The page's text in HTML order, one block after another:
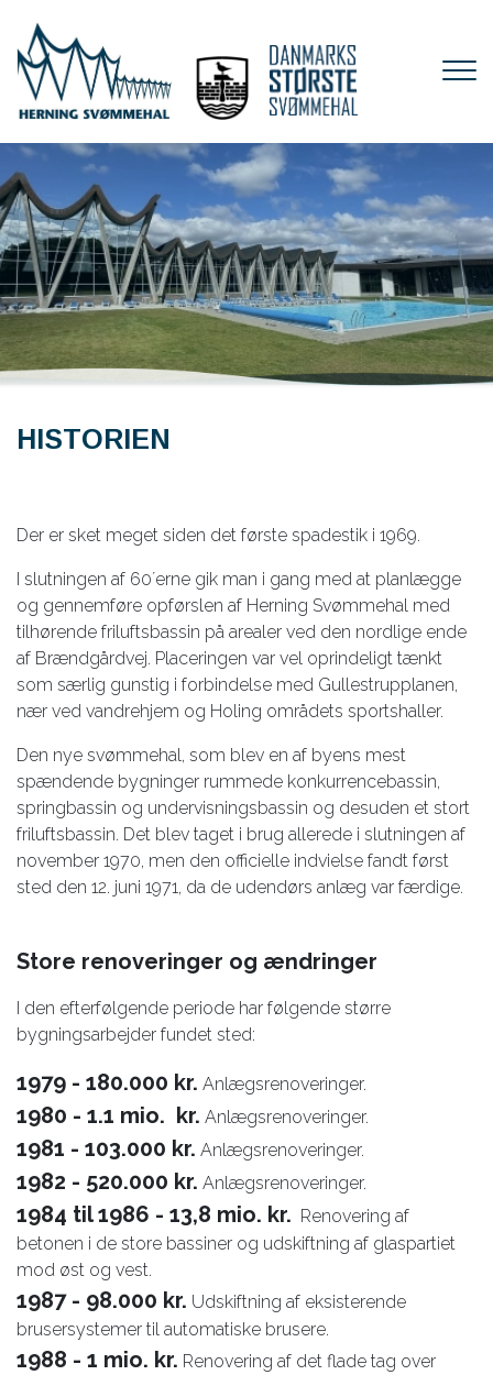
hovedindhold
HISTORIEN
Der er sket meget siden det første spadestik i 1969.
I slutningen af 60´erne gik man i gang med at planlægge
og gennemføre opførslen af Herning Svømmehal med
tilhørende friluftsbassin på arealer ved den nordlige ende
af Brændgårdvej. Placeringen var vel oprindeligt tænkt
som særlig gunstig i forbindelse med Gullestrupplanen,
nær ved vandrehjem og Holing områdets sportshaller.
Den nye svømmehal, som blev en af byens mest
spændende bygninger rummede konkurrencebassin,
springbassin og undervisningsbassin og desuden et stort
friluftsbassin. Det blev taget i brug allerede i slutningen af
november 1970, men den officielle indvielse fandt først
sted den 12. juni 1971, da de udendørs anlæg var færdige.
Store renoveringer og ændringer
I den efterfølgende periode har følgende større
bygningsarbejder fundet sted:
1979 - 180.000 kr. Anlægsrenoveringer.
1980 - 1.1 mio. kr. Anlægsrenoveringer.
1981 - 103.000 kr. Anlægsrenoveringer.
1982 - 520.000 kr. Anlægsrenoveringer.
1984 til 1986 - 13,8 mio. kr. Renovering af
betonen i de store bassiner og udskiftning af glaspartiet
mod øst og vest.
1987 - 98.000 kr. Udskiftning af eksisterende
brusersystemer til automatiske brusere.
1988 - 1 mio. kr. Renovering af det flade tag over